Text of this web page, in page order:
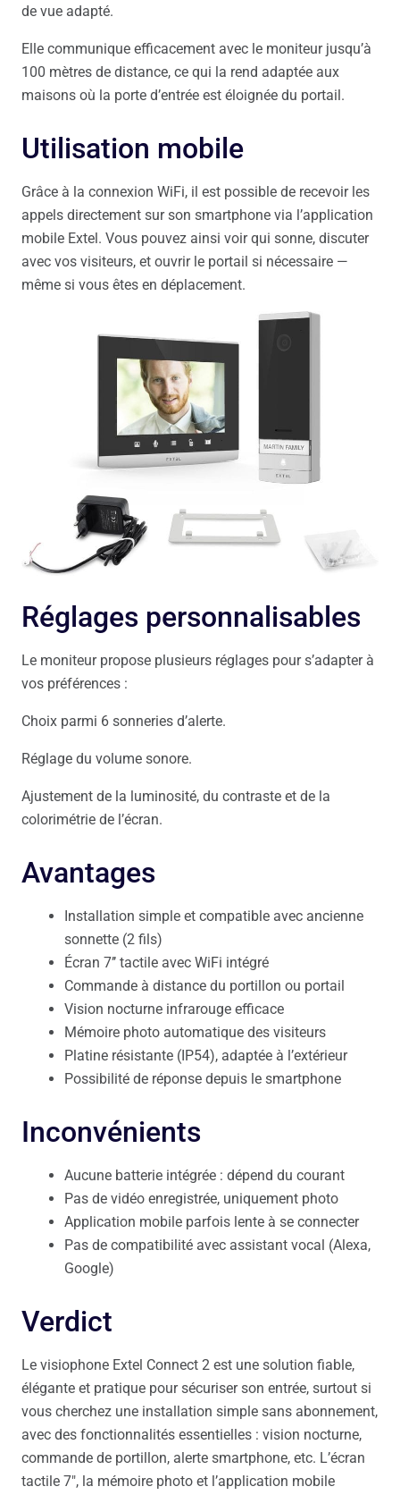
de vue adapté.
Elle communique efficacement avec le moniteur jusqu’à
100 mètres de distance, ce qui la rend adaptée aux
maisons où la porte d’entrée est éloignée du portail.
Utilisation mobile
Grâce à la connexion WiFi, il est possible de recevoir les
appels directement sur son smartphone via l’application
mobile Extel. Vous pouvez ainsi voir qui sonne, discuter
avec vos visiteurs, et ouvrir le portail si nécessaire —
même si vous êtes en déplacement.
Réglages personnalisables
Le moniteur propose plusieurs réglages pour s’adapter à
vos préférences :
Choix parmi 6 sonneries d’alerte.
Réglage du volume sonore.
Ajustement de la luminosité, du contraste et de la
colorimétrie de l’écran.
Avantages
Installation simple et compatible avec ancienne
sonnette (2 fils)
Écran 7’’ tactile avec WiFi intégré
Commande à distance du portillon ou portail
Vision nocturne infrarouge efficace
Mémoire photo automatique des visiteurs
Platine résistante (IP54), adaptée à l’extérieur
Possibilité de réponse depuis le smartphone
Inconvénients
Aucune batterie intégrée : dépend du courant
Pas de vidéo enregistrée, uniquement photo
Application mobile parfois lente à se connecter
Pas de compatibilité avec assistant vocal (Alexa,
Google)
Verdict
Le visiophone Extel Connect 2 est une solution fiable,
élégante et pratique pour sécuriser son entrée, surtout si
vous cherchez une installation simple sans abonnement,
avec des fonctionnalités essentielles : vision nocturne,
commande de portillon, alerte smartphone, etc. L’écran
tactile 7″, la mémoire photo et l’application mobile